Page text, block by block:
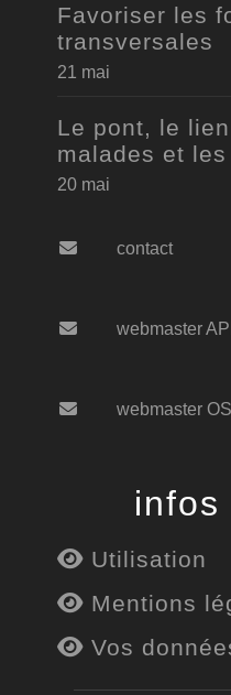
Favoriser les
transversales
21 mai
Le pont, le
malades et les
20 mai
contact
webmaster
webmaster
infos
Utilisation
Mentions
Vos